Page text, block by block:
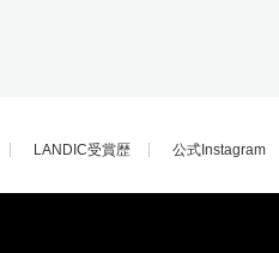
LANDIC受賞歴 公式Instagram